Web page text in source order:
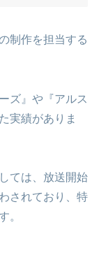
制作を担当する
ズ』や『アルス
実績がありま
ては、放送開始
されており、特
。